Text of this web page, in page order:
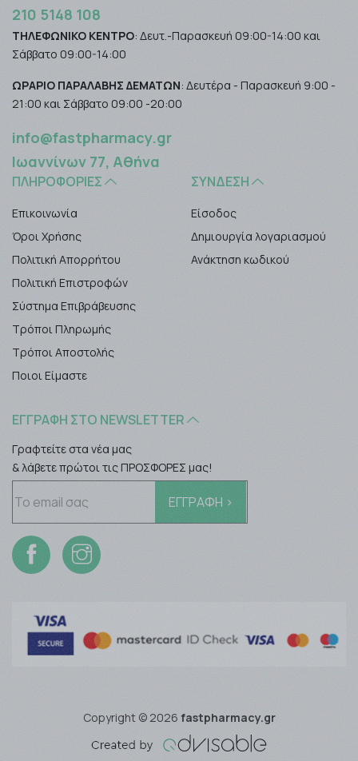
210 5148 108
ΤΗΛΕΦΩΝΙΚΟ ΚΕΝΤΡΟ: Δευτ.-Παρασκευή 09:00-14:00 και
Σάββατο 09:00-14:00
ΩΡΑΡΙΟ ΠΑΡΑΛΑΒΗΣ ΔΕΜΑΤΩΝ: Δευτέρα - Παρασκευή 9:00 -
21:00 και Σάββατο 09:00 -20:00
info@fastpharmacy.gr
Ιωαννίνων 77, Αθήνα
ΠΛΗΡΟΦΟΡΊΕΣ
Επικοινωνία
Όροι Χρήσης
Πολιτική Απορρήτου
Πολιτική Επιστροφών
Σύστημα Επιβράβευσης
Τρόποι Πληρωμής
Τρόποι Αποστολής
Ποιοι Είμαστε
ΣΎΝΔΕΣΗ
Είσοδος
Δημιουργία λογαριασμού
Ανάκτηση κωδικού
ΕΓΓΡΑΦΉ ΣΤΟ NEWSLETTER
Γραφτείτε στα νέα μας
& λάβετε πρώτοι τις ΠΡΟΣΦΟΡΕΣ μας!
Copyright © 2026 fastpharmacy.gr